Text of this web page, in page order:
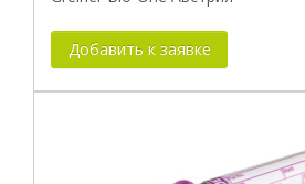
Добавить к заявке